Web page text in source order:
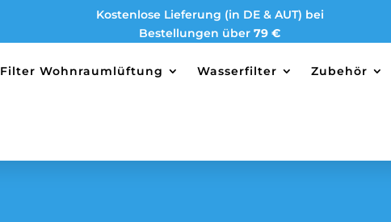
Kostenlose Lieferung (in DE & AUT) bei
Bestellungen über 79 €
Filter Wohnraumlüftung Wasserfilter Zubehör